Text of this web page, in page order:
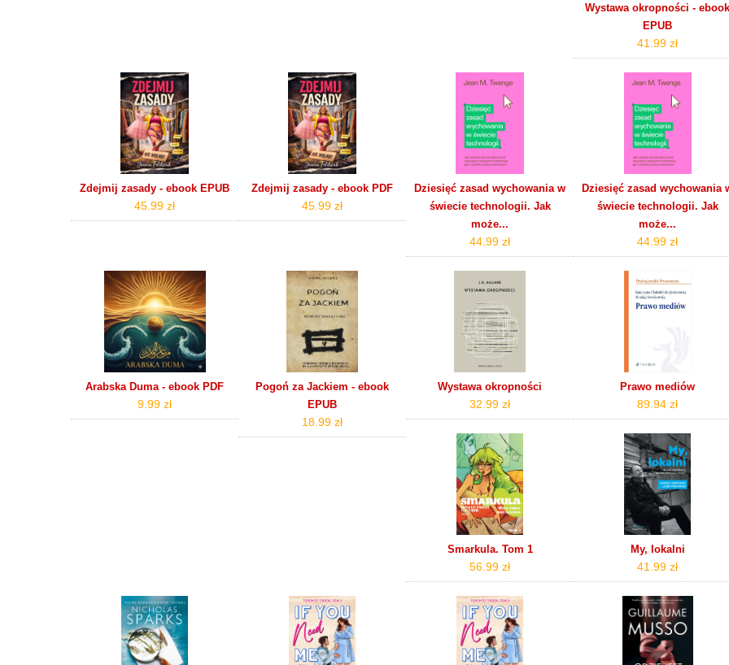
Wystawa okropności - ebook
EPUB
41.99 zł
Zdejmij zasady - ebook EPUB
45.99 zł
Zdejmij zasady - ebook PDF
45.99 zł
Dziesięć zasad wychowania w
świecie technologii. Jak
może...
44.99 zł
Dziesięć zasad wychowania
świecie technologii. Jak
może...
44.99 zł
Arabska Duma - ebook PDF
9.99 zł
Pogoń za Jackiem - ebook
EPUB
18.99 zł
Wystawa okropności
32.99 zł
Prawo mediów
89.94 zł
Smarkula. Tom 1
56.99 zł
My, lokalni
41.99 zł